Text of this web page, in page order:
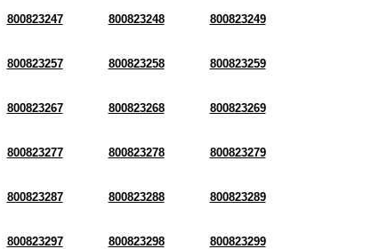
800823247 800823248 800823249
800823257 800823258 800823259
800823267 800823268 800823269
800823277 800823278 800823279
800823287 800823288 800823289
800823297 800823298 800823299